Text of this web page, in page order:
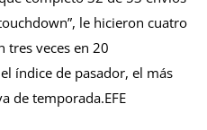
le hicieron cuatro
tres veces en 20
índice de pasador, el más
de temporada.EFE